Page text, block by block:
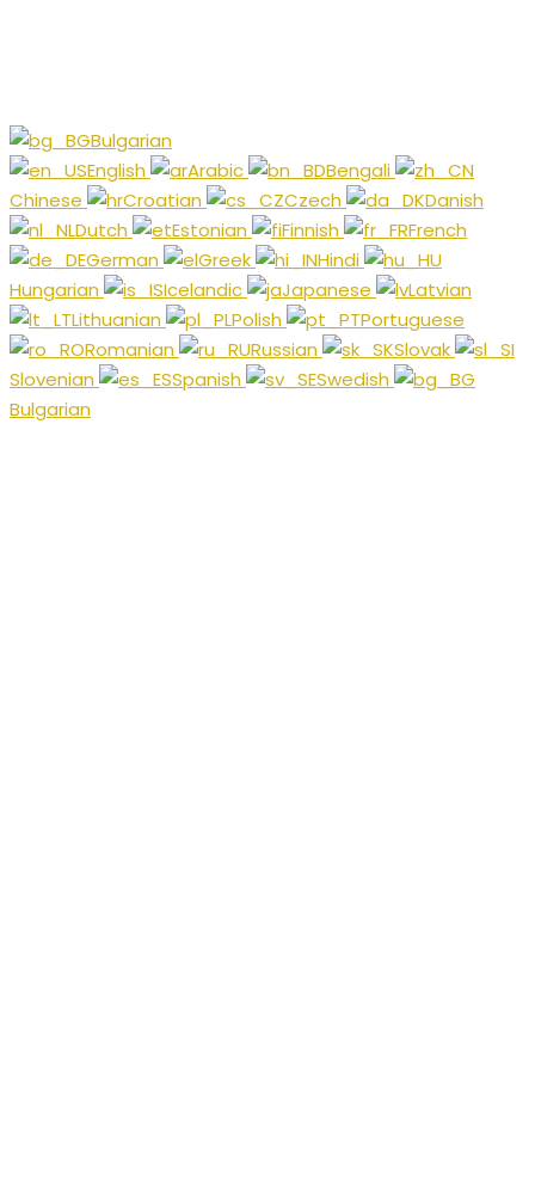
Bulgarian
English
Arabic
Bengali
Chinese
Croatian Czech
Danish
Dutch
Estonian Finnish
French
German
Greek
Hindi
Hungarian
Icelandic Japanese
Latvian
Lithuanian
Polish
Portuguese
Romanian
Russian
Slovak
Slovenian
Spanish
Swedish
Bulgarian